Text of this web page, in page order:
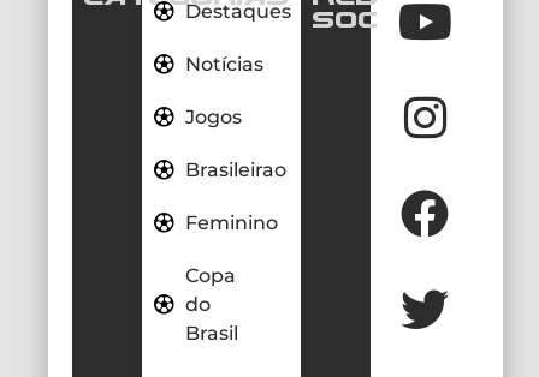
Destaques
Notícias
Jogos
Brasileirao
Feminino
Copa
do
Brasil
SOCIAIS